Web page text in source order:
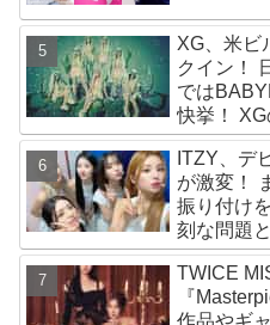
XG、米ビ
クイン！
では
快挙！
らない…
日本人唯
ITZY、デ
が激変！
振り付け
刻な問題
TWICE
『
作品やギ